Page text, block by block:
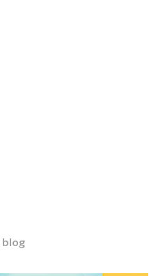
blog